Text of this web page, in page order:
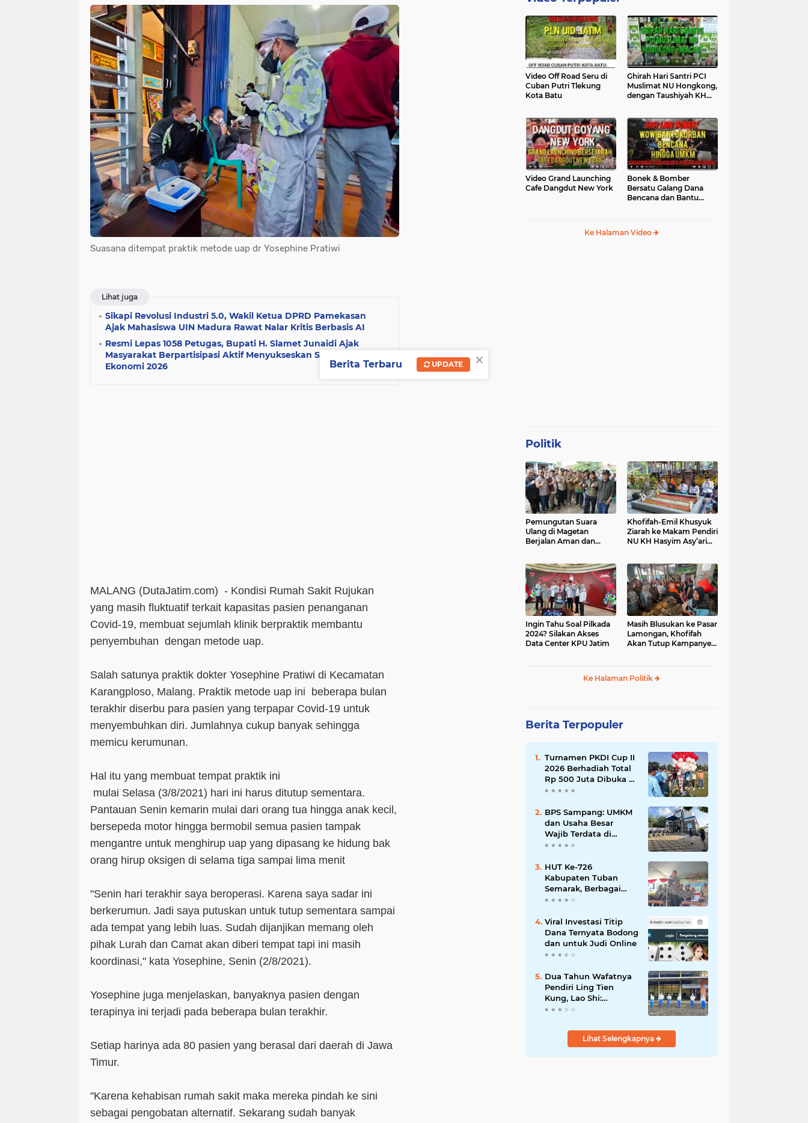
Suasana ditempat praktik metode uap dr Yosephine Pratiwi
Lihat juga
Sikapi Revolusi Industri 5.0, Wakil Ketua DPRD Pamekasan
Ajak Mahasiswa UIN Madura Rawat Nalar Kritis Berbasis AI
Resmi Lepas 1058 Petugas, Bupati H. Slamet Junaidi Ajak
Masyarakat Berpartisipasi Aktif Menyukseskan Sensus
Ekonomi 2026
MALANG (DutaJatim.com) - Kondisi Rumah Sakit Rujukan
yang masih fluktuatif terkait kapasitas pasien penanganan
Covid-19, membuat sejumlah klinik berpraktik membantu
penyembuhan dengan metode uap.
Salah satunya praktik dokter Yosephine Pratiwi di Kecamatan
Karangploso, Malang. Praktik metode uap ini beberapa bulan
terakhir diserbu para pasien yang terpapar Covid-19 untuk
menyembuhkan diri. Jumlahnya cukup banyak sehingga
memicu kerumunan.
Hal itu yang membuat tempat praktik ini
mulai Selasa (3/8/2021) hari ini harus ditutup sementara.
Pantauan Senin kemarin mulai dari orang tua hingga anak kecil,
bersepeda motor hingga bermobil semua pasien tampak
mengantre untuk menghirup uap yang dipasang ke hidung bak
orang hirup oksigen di selama tiga sampai lima menit
"Senin hari terakhir saya beroperasi. Karena saya sadar ini
berkerumun. Jadi saya putuskan untuk tutup sementara sampai
ada tempat yang lebih luas. Sudah dijanjikan memang oleh
pihak Lurah dan Camat akan diberi tempat tapi ini masih
koordinasi," kata Yosephine, Senin (2/8/2021).
Yosephine juga menjelaskan, banyaknya pasien dengan
terapinya ini terjadi pada beberapa bulan terakhir.
Setiap harinya ada 80 pasien yang berasal dari daerah di Jawa
Timur.
"Karena kehabisan rumah sakit maka mereka pindah ke sini
sebagai pengobatan alternatif. Sekarang sudah banyak
Video Off Road Seru di
Cuban Putri Tlekung
Kota Batu
Ghirah Hari Santri PCI
Muslimat NU Hongkong,
dengan Taushiyah KH
Video Grand Launching
Cafe Dangdut New York
Bonek & Bomber
Bersatu Galang Dana
Bencana dan Bantu
Ke Halaman Video
Politik
Pemungutan Suara
Ulang di Magetan
Berjalan Aman dan
Khofifah-Emil Khusyuk
Ziarah ke Makam Pendiri
NU KH Hasyim Asy’ari
Ingin Tahu Soal Pilkada
2024? Silakan Akses
Data Center KPU Jatim
Masih Blusukan ke Pasar
Lamongan, Khofifah
Akan Tutup Kampanye
Ke Halaman Politik
Berita Terpopuler
Turnamen PKDI Cup II
2026 Berhadiah Total
Rp 500 Juta Dibuka di
Jombang, Ketua PKDI
Mahdi: Ajang
Silaturrahmi dan
Media Komunikasi
Antar-Kades untuk
BPS Sampang: UMKM
dan Usaha Besar
Wajib Terdata di
Sensus Ekonomi 2026,
Sasaran
HUT Ke-726
Kabupaten Tuban
Semarak, Berbagai
Prestasinya Pun
Viral Investasi Titip
Dana Ternyata Bodong
dan untuk Judi Online
Dua Tahun Wafatnya
Pendiri Ling Tien
Kung, Lao Shi:
Amanah Harus Kita
Lihat Selengkapnya
×
Berita Terbaru UPDATE